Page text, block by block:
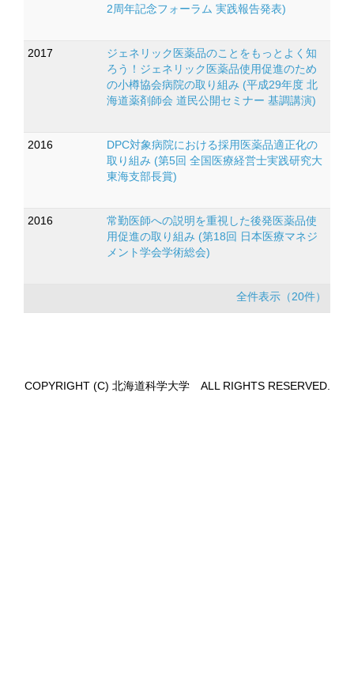
2周年記念フォーラム 実践報告発表)
2017
ジェネリック医薬品のことをもっとよく知
ろう！ジェネリック医薬品使用促進のため
の小樽協会病院の取り組み (平成29年度 北
海道薬剤師会 道民公開セミナー 基調講演)
2016
DPC対象病院における採用医薬品適正化の
取り組み (第5回 全国医療経営士実践研究大
東海支部長賞)
2016
常勤医師への説明を重視した後発医薬品使
用促進の取り組み (第18回 日本医療マネジ
メント学会学術総会)
全件表示（20件）
COPYRIGHT (C) 北海道科学大学 ALL RIGHTS RESERVED.